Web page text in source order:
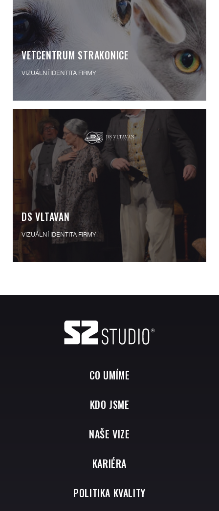
VETCENTRUM STRAKONICE
VIZUÁLNÍ IDENTITA FIRMY
DS VLTAVAN
VIZUÁLNÍ IDENTITA FIRMY
CO UMÍME
KDO JSME
NAŠE VIZE
KARIÉRA
POLITIKA KVALITY